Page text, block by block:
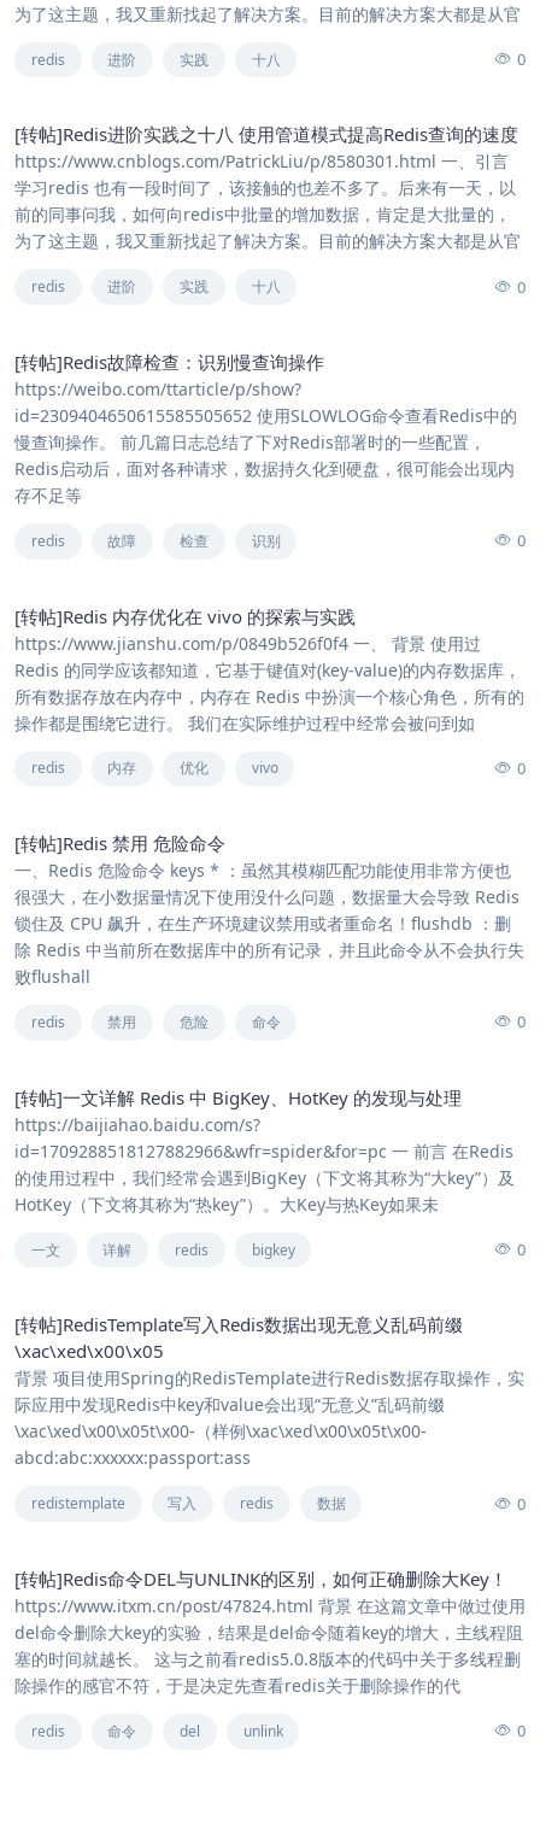
为了这主题，我又重新找起了解决方案。目前的解决方案大都是从官
redis 进阶 实践 十八 0
[转帖]Redis进阶实践之十八 使用管道模式提高Redis查询的速度
https://www.cnblogs.com/PatrickLiu/p/8580301.html 一、引言
学习redis 也有一段时间了，该接触的也差不多了。后来有一天，以
前的同事问我，如何向redis中批量的增加数据，肯定是大批量的，
为了这主题，我又重新找起了解决方案。目前的解决方案大都是从官
redis 进阶 实践 十八 0
[转帖]Redis故障检查：识别慢查询操作
https://weibo.com/ttarticle/p/show?
id=2309404650615585505652 使用SLOWLOG命令查看Redis中的
慢查询操作。 ​​前几篇日志总结了下对Redis部署时的一些配置，
Redis启动后，面对各种请求，数据持久化到硬盘，很可能会出现内
存不足等
redis 故障 检查 识别 0
[转帖]Redis 内存优化在 vivo 的探索与实践
https://www.jianshu.com/p/0849b526f0f4 一、 背景 使用过
Redis 的同学应该都知道，它基于键值对(key-value)的内存数据库，
所有数据存放在内存中，内存在 Redis 中扮演一个核心角色，所有的
操作都是围绕它进行。 我们在实际维护过程中经常会被问到如
redis 内存 优化 vivo 0
[转帖]Redis 禁用 危险命令
一、Redis 危险命令 keys * ：虽然其模糊匹配功能使用非常方便也
很强大，在小数据量情况下使用没什么问题，数据量大会导致 Redis
锁住及 CPU 飙升，在生产环境建议禁用或者重命名！flushdb ：删
除 Redis 中当前所在数据库中的所有记录，并且此命令从不会执行失
败flushall
redis 禁用 危险 命令 0
[转帖]一文详解 Redis 中 BigKey、HotKey 的发现与处理
https://baijiahao.baidu.com/s?
id=1709288518127882966&wfr=spider&for=pc 一 前言 在Redis
的使用过程中，我们经常会遇到BigKey（下文将其称为“大key”）及
HotKey（下文将其称为“热key”）。大Key与热Key如果未
一文 详解 redis bigkey 0
[转帖]RedisTemplate写入Redis数据出现无意义乱码前缀
\xac\xed\x00\x05
背景 项目使用Spring的RedisTemplate进行Redis数据存取操作，实
际应用中发现Redis中key和value会出现“无意义”乱码前缀
\xac\xed\x00\x05t\x00-（样例\xac\xed\x00\x05t\x00-
abcd:abc:xxxxxx:passport:ass
redistemplate 写入 redis 数据 0
[转帖]Redis命令DEL与UNLINK的区别，如何正确删除大Key！
https://www.itxm.cn/post/47824.html 背景 在这篇文章中做过使用
del命令删除大key的实验，结果是del命令随着key的增大，主线程阻
塞的时间就越长。 这与之前看redis5.0.8版本的代码中关于多线程删
除操作的感官不符，于是决定先查看redis关于删除操作的代
redis 命令 del unlink 0